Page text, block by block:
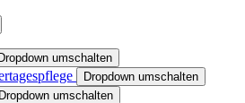
Dropdown umschalten
Dropdown umschalten
Dropdown umschalten